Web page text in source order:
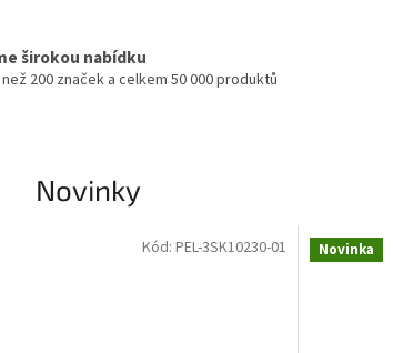
širokou nabídku
200 značek a celkem 50 000 produktů
Novinky
Kód: PEL-3SK10230-01 Novinka